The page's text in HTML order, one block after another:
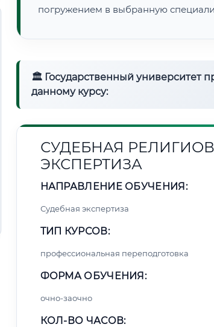
погружением в выбранную
🏛 Государственный университет
данному курсу:
СУДЕБНАЯ
ЭКСПЕРТИЗА
НАПРАВЛЕНИЕ ОБУЧЕНИЯ:
Судебная экспертиза
ТИП КУРСОВ:
профессиональная переподготовка
ФОРМА ОБУЧЕНИЯ:
очно-заочно
КОЛ-ВО ЧАСОВ: